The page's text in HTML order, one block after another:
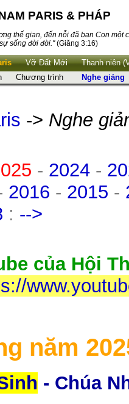
PARIS & PHÁP
thế gian, đến nỗi đã ban Con một
sống đời đời."(Giăng 3:16)
Vỡ Đất Mới
Thanh niên
Chương trình Nghe giảng
-> Nghe
- 2024-
2016 - 2015 -
: -->
của Hội
năm
- Chúa